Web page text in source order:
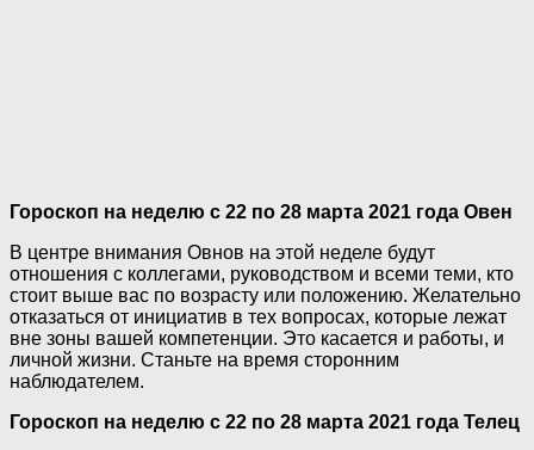
Гороскоп на неделю с 22 по 28 марта 2021 года Овен
В центре внимания Овнов на этой неделе будут
отношения с коллегами, руководством и всеми теми, кто
стоит выше вас по возрасту или положению. Желательно
отказаться от инициатив в тех вопросах, которые лежат
вне зоны вашей компетенции. Это касается и работы, и
личной жизни. Станьте на время сторонним
наблюдателем.
Гороскоп на неделю с 22 по 28 марта 2021 года Телец